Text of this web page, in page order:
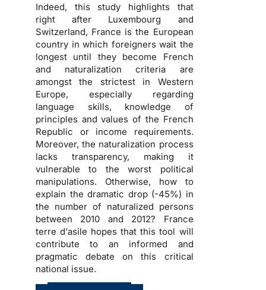
Indeed, this study highlights that
right after Luxembourg and
Switzerland, France is the European
country in which foreigners wait the
longest until they become French
and naturalization criteria are
amongst the strictest in Western
Europe, especially regarding
language skills, knowledge of
principles and values of the French
Republic or income requirements.
Moreover, the naturalization process
lacks transparency, making it
vulnerable to the worst political
manipulations. Otherwise, how to
explain the dramatic drop (-45%) in
the number of naturalized persons
between 2010 and 2012? France
terre d'asile hopes that this tool will
contribute to an informed and
pragmatic debate on this critical
national issue.